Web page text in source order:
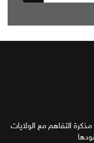
التفاهم مع الولايات